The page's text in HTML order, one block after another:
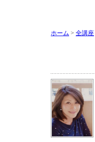
ホーム > 全講座